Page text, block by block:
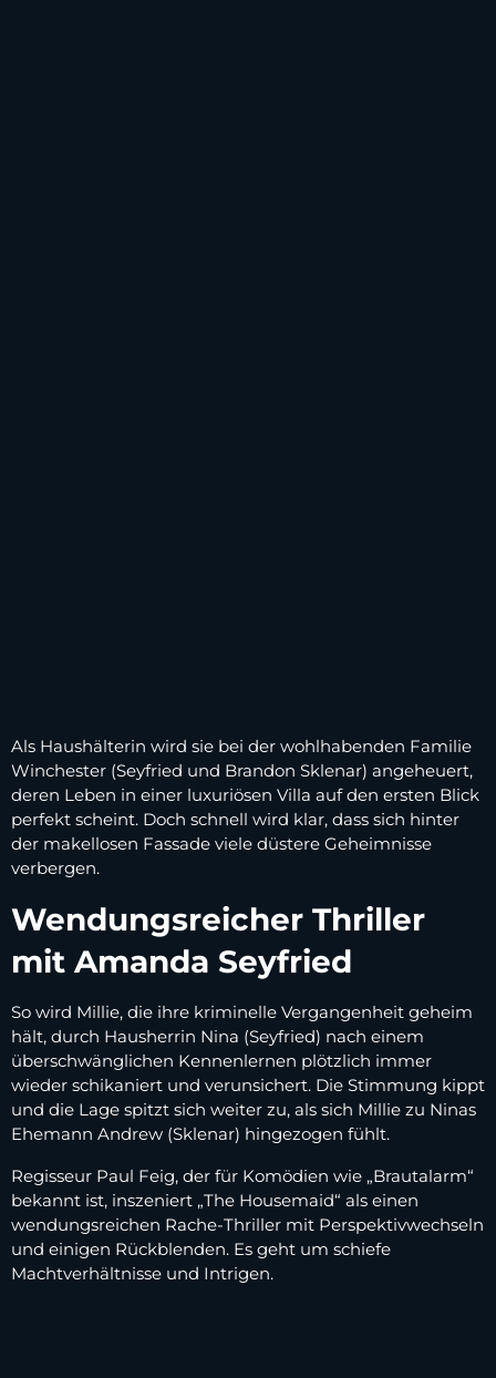
Als Haushälterin wird sie bei der wohlhabenden Familie
Winchester (Seyfried und Brandon Sklenar) angeheuert,
deren Leben in einer luxuriösen Villa auf den ersten Blick
perfekt scheint. Doch schnell wird klar, dass sich hinter
der makellosen Fassade viele düstere Geheimnisse
verbergen.
Wendungsreicher Thriller
mit Amanda Seyfried
So wird Millie, die ihre kriminelle Vergangenheit geheim
hält, durch Hausherrin Nina (Seyfried) nach einem
überschwänglichen Kennenlernen plötzlich immer
wieder schikaniert und verunsichert. Die Stimmung kippt
und die Lage spitzt sich weiter zu, als sich Millie zu Ninas
Ehemann Andrew (Sklenar) hingezogen fühlt.
Regisseur Paul Feig, der für Komödien wie „Brautalarm“
bekannt ist, inszeniert „The Housemaid“ als einen
wendungsreichen Rache-Thriller mit Perspektivwechseln
und einigen Rückblenden. Es geht um schiefe
Machtverhältnisse und Intrigen.